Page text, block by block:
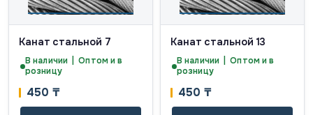
Канат стальной 7
В наличии | Оптом и в
розницу
450 ₸
Канат стальной 13
В наличии | Оптом и в
розницу
450 ₸